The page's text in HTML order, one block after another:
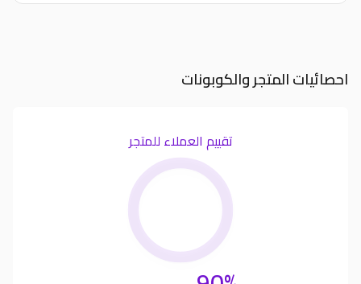
احصائيات المتجر والكوبونات
تقييم العملاء للمتجر